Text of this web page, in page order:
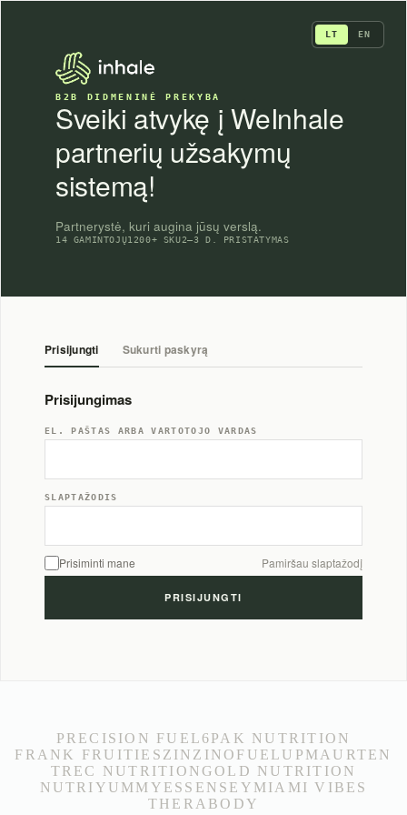
LT EN
B2B DIDMENINĖ PREKYBA
Sveiki atvykę į WeInhale
partnerių užsakymų
sistemą!
Partnerystė, kuri augina jūsų verslą.
14 GAMINTOJŲ1200+ SKU2–3 D. PRISTATYMAS
Prisijungti Sukurti paskyrą
Prisijungimas
EL. PAŠTAS ARBA VARTOTOJO VARDAS
SLAPTAŽODIS
Prisiminti mane Pamiršau slaptažodį
PRECISION FUEL 6PAK NUTRITION
FRANK FRUITIES ZINZINO FUELUP MAURTEN
TREC NUTRITIONGOLD NUTRITION
NUTRIYUMMY ESSENSEY MIAMI VIBES
THERABODY